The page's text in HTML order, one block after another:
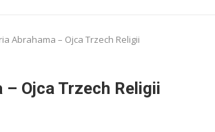
Abrahama – Ojca Trzech Religii
Ojca Trzech Religii